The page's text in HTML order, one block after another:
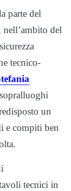
parte del
nell’ambito del
tecnico-
un
e compiti ben
tecnici in